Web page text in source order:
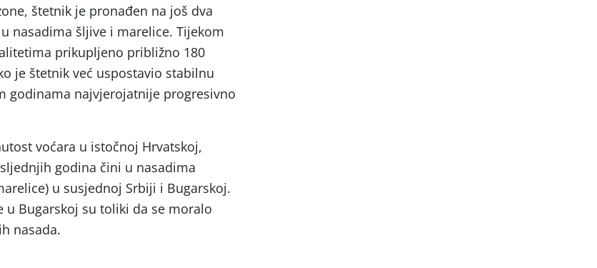
štetnik je pronađen na još dva
nasadima šljive i marelice. Tijekom
prikupljeno približno 180
je štetnik već uspostavio stabilnu
godinama najvjerojatnije progresivno
voćara u istočnoj Hrvatskoj,
godina čini u nasadima
u susjednoj Srbiji i Bugarskoj.
u Bugarskoj su toliki da se moralo
nasada.